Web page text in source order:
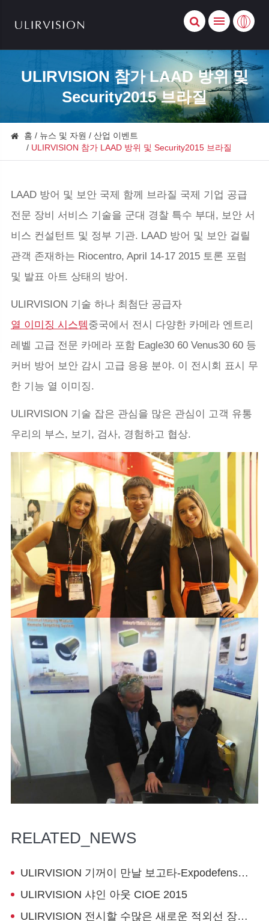
ULIRVISION 참가 LAAD 방위 및
Security2015 브라질
홈 뉴스 및 자원
산업 이벤트
ULIRVISION 참가 LAAD 방위 및 Security2015 브라질
LAAD 방어 및 보안 국제 함께 브라질 국제 기업 공급
전문 장비 서비스 기술을 군대 경찰 특수 부대, 보안 서
비스 컨설턴트 및 정부 기관. LAAD 방어 및 보안 걸릴
관객 존재하는 Riocentro, April 14-17 2015 토론 포럼
및 발표 아트 상태의 방어.
ULIRVISION 기술 하나 최첨단 공급자
열 이미징 시스템중국에서 전시 다양한 카메라 엔트리
레벨 고급 전문 카메라 포함 Eagle30 60 Venus30 60 등
커버 방어 보안 감시 고급 응용 분야. 이 전시회 표시 무
한 기능 열 이미징.
ULIRVISION 기술 잡은 관심을 많은 관심이 고객 유통
우리의 부스, 보기, 검사, 경험하고 협상.
RELATED_NEWS
ULIRVISION 기꺼이 만날 보고타-Expodefensa 2015
ULIRVISION 샤인 아웃 CIOE 2015
ULIRVISION 전시할 수많은 새로운 적외선 장치를 MILIPOL 파리를 2015